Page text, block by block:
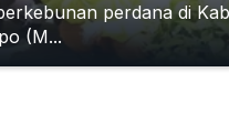
perdana di
(M...